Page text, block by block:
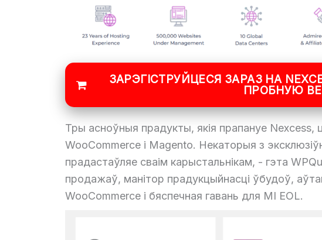
ЗАРЭГІСТРУЙЦЕСЯ ЗАРАЗ НА
ПРОБНУЮ
Тры асноўныя прадукты, якія прапануе Nexcess,
WooCommerce і Magento. Некаторыя з
прадастаўляе сваім карыстальнікам, - гэта
продажаў, манітор прадукцыйнасці ўбудоў,
WooCommerce і бяспечная гавань для MI EOL.